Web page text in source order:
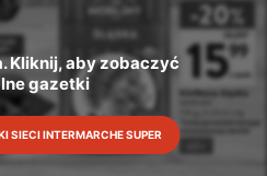
Kliknij, aby zobaczyć
gazetki
SIECI INTERMARCHE SUPER